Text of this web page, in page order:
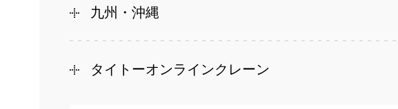
九州・沖縄
タイトーオンラインクレーン